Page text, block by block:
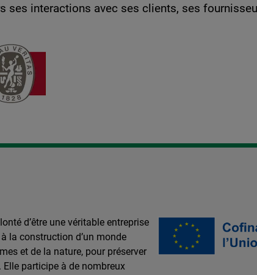
ses interactions avec ses clients, ses
d’être une véritable entreprise
la construction d’un monde
et de la nature, pour préserver
Elle participe à de nombreux